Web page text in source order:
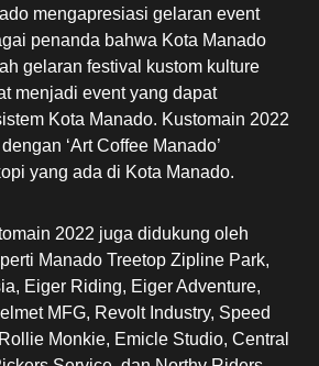
mengapresiasi gelaran event
penanda bahwa Kota Manado
gelaran festival kustom kulture
menjadi event yang dapat
Kota Manado. Kustomain 2022
‘Art Coffee Manado’
yang ada di Kota Manado.
2022 juga didukung oleh
Manado Treetop Zipline Park,
Eiger Riding, Eiger Adventure,
MFG, Revolt Industry, Speed
Monkie, Emicle Studio, Central